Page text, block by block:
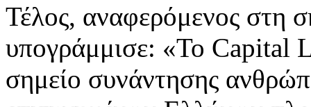
Τέλος, αναφερόμενος στη
υπογράμμισε: «Το Capital
σημείο συνάντησης